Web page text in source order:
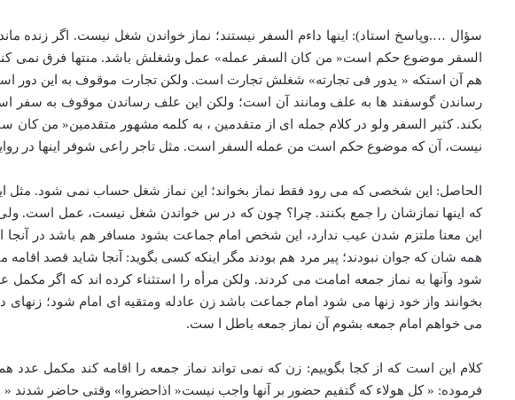
سؤال ….وپاسخ استاد): اینها داءم السفر نیستند؛ نماز خواندن شغل نیست. اگر
السفر موضوع حکم است« من کان السفر عمله» عمل وشغلش باشد. منتها فرق
هم آن استکه « یدور فی تجارته» شغلش تجارت است. ولکن تجارت موقوف به این دور
رساندن گوسفند ها به علف ومانند آن است؛ ولکن این علف رساندن موقوف به سفر است
بکند. کثیر السفر ولو در کلام جمله ای از متقدمین ، به کلمه مشهور متقدمین« من
نیست، آن که موضوع حکم است من عمله السفر است. مثل تاجر راعی شوفر اینها در
الحاصل: این شخصی که می رود فقط نماز بخواند؛ این نماز شغل حساب نمی شود. مثل
که اینها نمازشان را جمع بکنند. چرا؟ چون که در س خواندن شغل نیست، عمل
همه شان که جوان نبودند؛ پیر مرد هم بودند مگر اینکه کسی بگوید: آنجا شاید قصد
شود وآنها به نماز جمعه امامت می کردند. ولکن مرأه را استثناء کرده اند که اگر
بخوانند واز خود زنها می شود امام جماعت باشد زن عادله ومتقیه ای امام شود؛
می خواهم امام جمعه بشوم آن نماز جمعه باطل ا ست.
کلام این است که از کجا بگوییم: زن که نمی تواند نماز جمعه را اقامه کند مکمل
فرموده: « کل هولاء که گتفیم حضور بر آنها واجب نیست« اذاحضروا» وقتی حاضر